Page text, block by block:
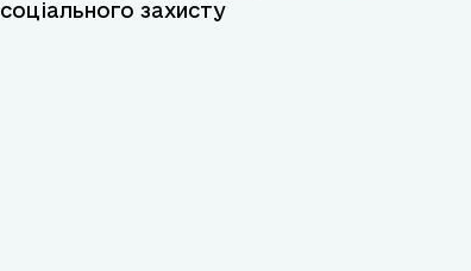
соціального захисту